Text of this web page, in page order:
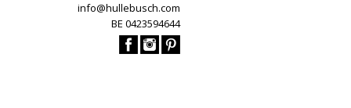
info@hullebusch.com
BE 0423594644